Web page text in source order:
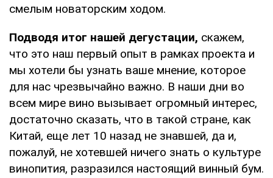
смелым новаторским ходом.
Подводя итог нашей дегустации, скажем,
что это наш первый опыт в рамках проекта и
мы хотели бы узнать ваше мнение, которое
для нас чрезвычайно важно. В наши дни во
всем мире вино вызывает огромный интерес,
достаточно сказать, что в такой стране, как
Китай, еще лет 10 назад не знавшей, да и,
пожалуй, не хотевшей ничего знать о культуре
винопития, разразился настоящий винный бум.